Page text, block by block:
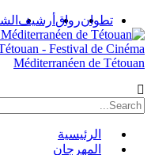
أرشيف رواقتطوان
- Festival de Cinéma
Méditerranéen de Tétouan
الرئيسية
المهرجان